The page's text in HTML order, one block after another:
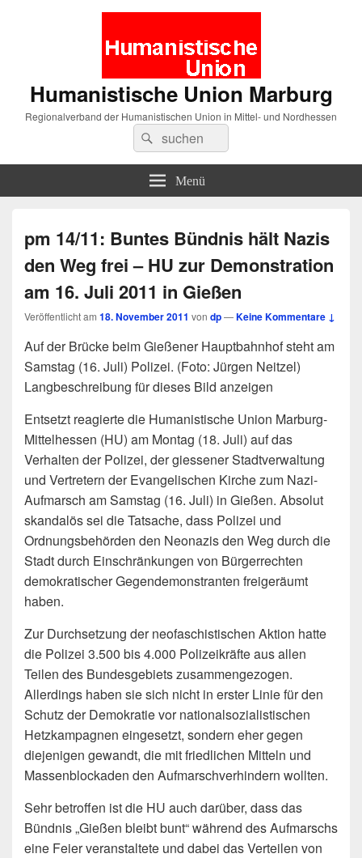
Humanistische Union Marburg
Regionalverband der Humanistischen Union in Mittel- und Nordhessen
Suche
nach:
Suchen
Menü
pm 14/11: Buntes Bündnis hält Nazis
den Weg frei – HU zur Demonstration
am 16. Juli 2011 in Gießen
Veröffentlicht am 18. November 2011 von dp—Keine Kommentare ↓
Auf der Brücke beim Gießener Hauptbahnhof steht am
Samstag (16. Juli) Polizei. (Foto: Jürgen Neitzel)
Langbeschreibung für dieses Bild anzeigen
Entsetzt reagierte die Humanistische Union Marburg-
Mittelhessen (HU) am Montag (18. Juli) auf das
Verhalten der Polizei, der giessener Stadtverwaltung
und Vertretern der Evangelischen Kirche zum Nazi-
Aufmarsch am Samstag (16. Juli) in Gießen. Absolut
skandalös sei die Tatsache, dass Polizei und
Ordnungsbehörden den Neonazis den Weg durch die
Stadt durch Einschränkungen von Bürgerrechten
demokratischer Gegendemonstranten freigeräumt
haben.
Zur Durchsetzung der neofaschistischen Aktion hatte
die Polizei 3.500 bis 4.000 Polizeikräfte aus allen
Teilen des Bundesgebiets zusammengezogen.
Allerdings haben sie sich nicht in erster Linie für den
Schutz der Demokratie vor nationalsozialistischen
Hetzkampagnen eingesetzt, sondern eher gegen
diejenigen gewandt, die mit friedlichen Mitteln und
Massenblockaden den Aufmarschverhindern wollten.
Sehr betroffen ist die HU auch darüber, dass das
Bündnis „Gießen bleibt bunt“ während des Aufmarschs
eine Feier veranstaltete und dabei das Verteilen von